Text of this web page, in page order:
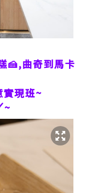
🍰,曲奇到馬卡
實現班~